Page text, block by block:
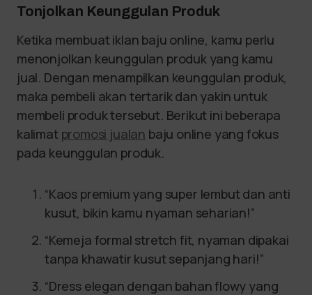
Tonjolkan Keunggulan Produk
Ketika membuat iklan baju online, kamu perlu
menonjolkan keunggulan produk yang kamu
jual. Dengan menampilkan keunggulan produk,
maka pembeli akan tertarik dan yakin untuk
membeli produk tersebut. Berikut ini beberapa
kalimat promosi jualan baju online yang fokus
pada keunggulan produk.
“Kaos premium yang super lembut dan anti
kusut, bikin kamu nyaman seharian!”
“Kemeja formal stretch fit, nyaman dipakai
tanpa khawatir kusut sepanjang hari!”
“Dress elegan dengan bahan flowy yang